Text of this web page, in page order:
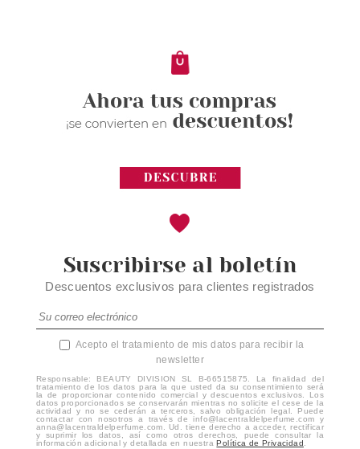
Suscribirse al boletín
Descuentos exclusivos para clientes registrados
Acepto el tratamiento de mis datos para recibir la
newsletter
Responsable: BEAUTY DIVISION SL B-66515875. La finalidad del
tratamiento de los datos para la que usted da su consentimiento será
la de proporcionar contenido comercial y descuentos exclusivos. Los
datos proporcionados se conservarán mientras no solicite el cese de la
actividad y no se cederán a terceros, salvo obligación legal. Puede
contactar con nosotros a través de info@lacentraldelperfume.com y
anna@lacentraldelperfume.com. Ud. tiene derecho a acceder, rectificar
y suprimir los datos, así como otros derechos, puede consultar la
información adicional y detallada en nuestraPolítica de Privacidad